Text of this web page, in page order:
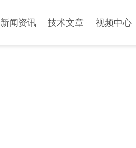
新闻资讯 技术文章 视频中心